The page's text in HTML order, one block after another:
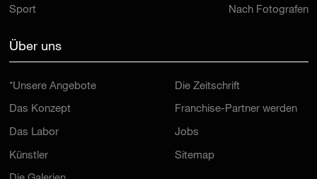
Sport Nach Fotografen
Über uns
*Unsere Angebote
Das Konzept
Das Labor
Künstler
Die Zeitschrift
Franchise-Partner werden
Jobs
Sitemap